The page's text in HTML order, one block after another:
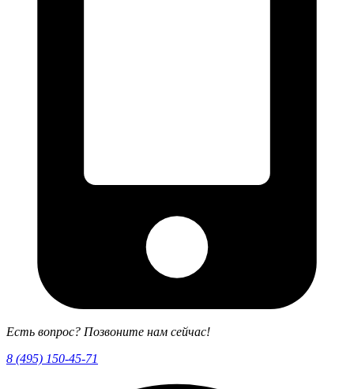
Есть вопрос? Позвоните нам сейчас!
8 (495) 150-45-71